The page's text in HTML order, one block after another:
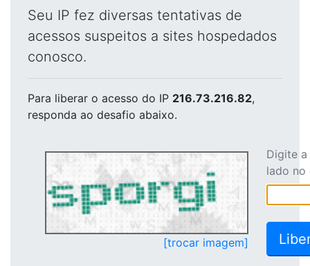
Seu IP fez diversas tentativas de
acessos suspeitos a sites hospedados
conosco.
Para liberar o acesso do IP 216.73.216.82,
responda ao desafio abaixo.
[trocar imagem]
Digite
lado no